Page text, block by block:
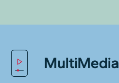
MultiMedia